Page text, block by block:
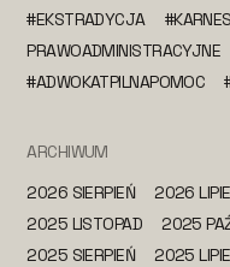
#EKSTRADYCJA
PRAWOADMINISTRACYJNE
#ADWOKATPILNAPOMOC
ARCHIWUM
2026 SIERPIEŃ
2026
2025 LISTOPAD
2025
2025 SIERPIEŃ
2025